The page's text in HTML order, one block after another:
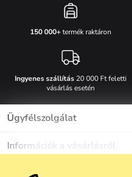
150 000+termék raktáron
Ingyenes szállítás20 000 Ft feletti
vásárlás esetén
Ügyfélszolgálat
Információk a vásárlásról
Egyéb információk